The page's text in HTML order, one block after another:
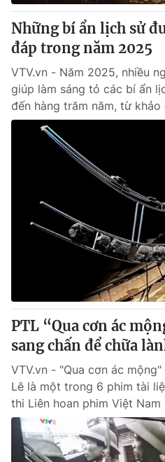
Những bí ẩn lịch sử
đáp trong năm 2025
VTV.vn - Năm 2025, nhiều
giúp làm sáng tỏ các bí ẩn
đến hàng trăm năm, từ
PTL “Qua cơn ác
sang chấn để chữa
VTV.vn - "Qua cơn ác
Lê là một trong 6 phim tài
thi Liên hoan phim Việt